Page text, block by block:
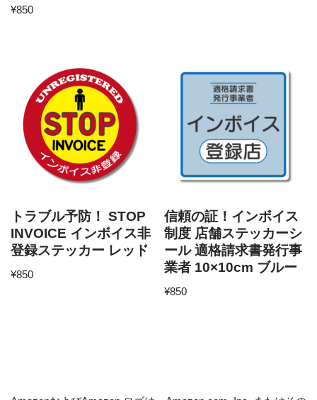
¥850
トラブル予防！ STOP
INVOICE インボイス非
登録ステッカー レッド
¥850
信頼の証！インボイス
制度 店舗ステッカーシ
ール 適格請求書発行事
業者 10×10cm ブルー
¥850